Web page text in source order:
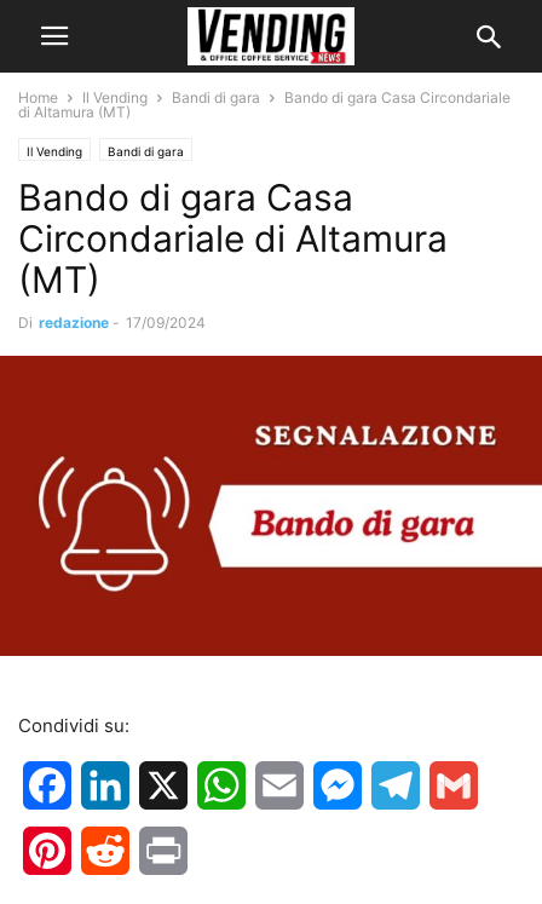
Home Il Vending Bandi di gara
Bando di gara Casa Circondariale
di Altamura (MT)
Il Vending Bandi di gara
Bando di gara Casa
Circondariale di Altamura
(MT)
Di redazione - 17/09/2024
Condividi su:
FacebookLinkedIn WhatsApp
Email MessengerTelegram
PinterestReddit